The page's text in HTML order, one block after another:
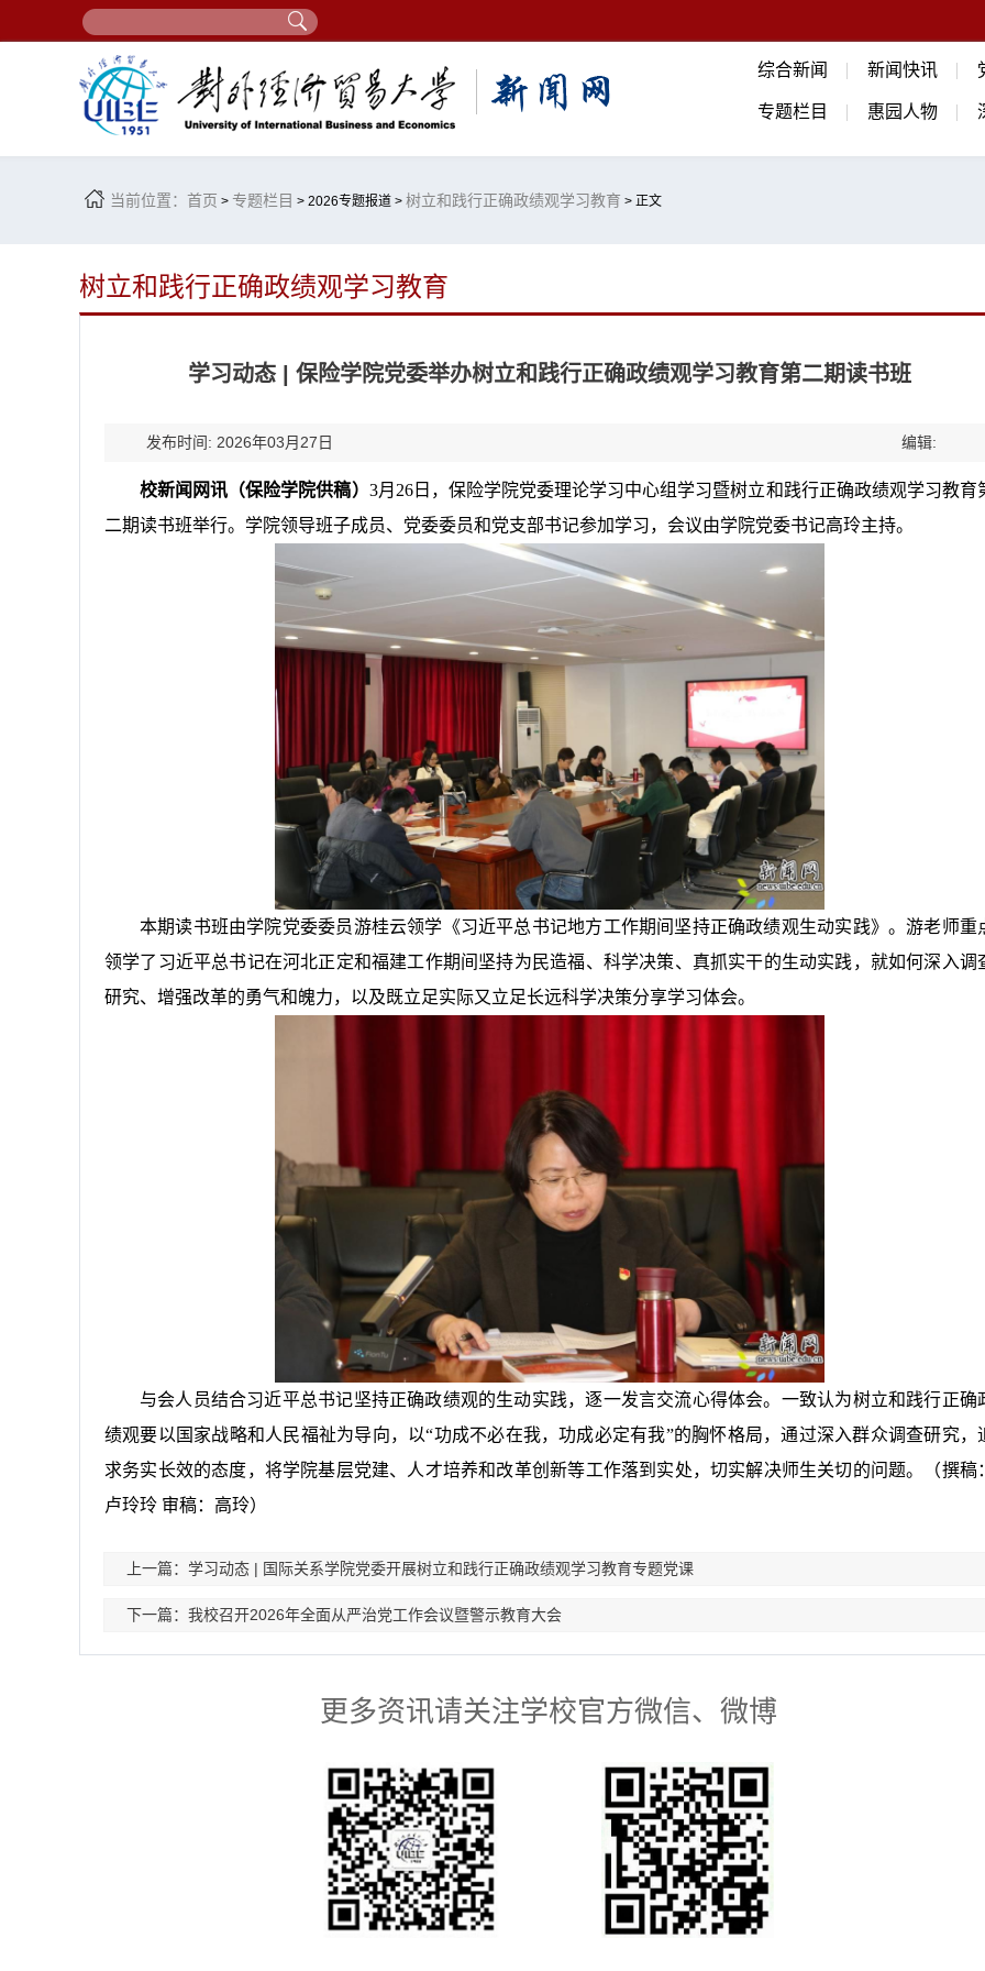
综合新闻 新闻快讯
专题栏目 惠园人物
当前位置： 首页 > 专题栏目 > 2026专题报道 > 树立和践行正确政绩观学习教育 > 正文
树立和践行正确政绩观学习教育
学习动态 | 保险学院党委举办树立和践行正确政绩观学习教育第二期读书班
发布时间: 2026年03月27日 编辑:
校新闻网讯（保险学院供稿） 3月26日，保险学院党委理论学习中心组学习暨树立和践行正确政绩观学习教育
二期读书班举行。学院领导班子成员、党委委员和党支部书记参加学习，会议由学院党委书记高玲主持。
本期读书班由学院党委委员游桂云领学《习近平总书记地方工作期间坚持正确政绩观生动实践》。游老师重
领学了习近平总书记在河北正定和福建工作期间坚持为民造福、科学决策、真抓实干的生动实践，就如何深入调
研究、增强改革的勇气和魄力，以及既立足实际又立足长远科学决策分享学习体会。
与会人员结合习近平总书记坚持正确政绩观的生动实践，逐一发言交流心得体会。一致认为树立和践行正确
绩观要以国家战略和人民福祉为导向，以“功成不必在我，功成必定有我”的胸怀格局，通过深入群众调查研究，
求务实长效的态度，将学院基层党建、人才培养和改革创新等工作落到实处，切实解决师生关切的问题。
（撰稿：
卢玲玲 审稿：高玲）
上一篇：学习动态 | 国际关系学院党委开展树立和践行正确政绩观学习教育专题党课
下一篇：我校召开2026年全面从严治党工作会议暨警示教育大会
更多资讯请关注学校官方微信、微博